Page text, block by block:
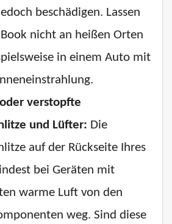
beschädigen. Lassen
nicht an heißen Orten
in einem Auto mit
verstopfte
und Lüfter: Die
auf der Rückseite Ihres
bei Geräten mit
warme Luft von den
weg. Sind diese